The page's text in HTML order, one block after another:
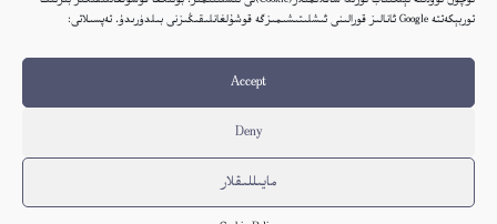
توربېكەتتە Google ئانالىز قورالىنى ئىشلىتىشىمىزگە قوشۇلغانلىقىڭىزنى بىلدۈرىدۇ. تەپسىلاتى:
Accept
Deny
مايىللىقلار
© 2017-2026 تور بېكەتنىڭ بارلىق ھوقۇقى ئېلكىتاب تورى غا مەنسۇپ.
تور بېكەت ھەققىدە تەكلىپ - پىكىر بولسا، تۆۋەندىكى ئېلخەت ئارقىلىق بېكەت